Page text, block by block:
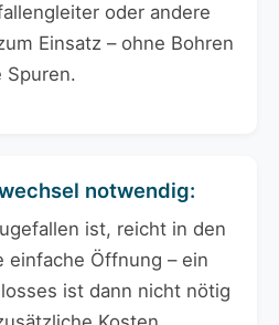
oder andere
Einsatz – ohne Bohren
Spuren.
notwendig:
ist, reicht in den
einfache Öffnung – ein
ist dann nicht nötig